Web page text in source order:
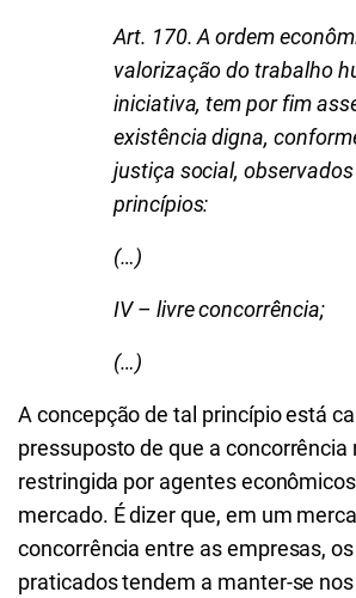
Art. 170. A ordem
valorização do trabalho
iniciativa, tem por fim
existência digna,
justiça social,
princípios:
(…)
IV – livre concorrência;
(…)
A concepção de tal princípio está
pressuposto de que a concorrência
restringida por agentes
mercado. É dizer que, em um
concorrência entre as empresas,
praticados tendem a manter-se